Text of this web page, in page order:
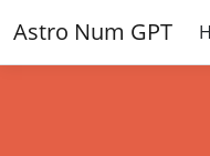
Astro Num GPT